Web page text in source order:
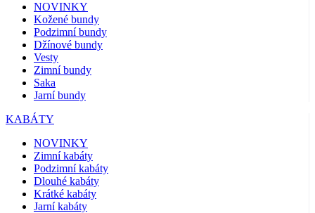
NOVINKY
Kožené bundy
Podzimní bundy
Džínové bundy
Vesty
Zimní bundy
Saka
Jarní bundy
KABÁTY
NOVINKY
Zimní kabáty
Podzimní kabáty
Dlouhé kabáty
Krátké kabáty
Jarní kabáty